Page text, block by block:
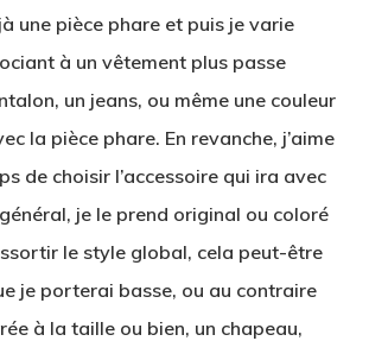
une pièce phare et puis je varie
à un vêtement plus passe
un jeans, ou même une couleur
la pièce phare. En revanche, j’aime
de choisir l’accessoire qui ira avec
je le prend original ou coloré
le style global, cela peut-être
je porterai basse, ou au contraire
à la taille ou bien, un chapeau,